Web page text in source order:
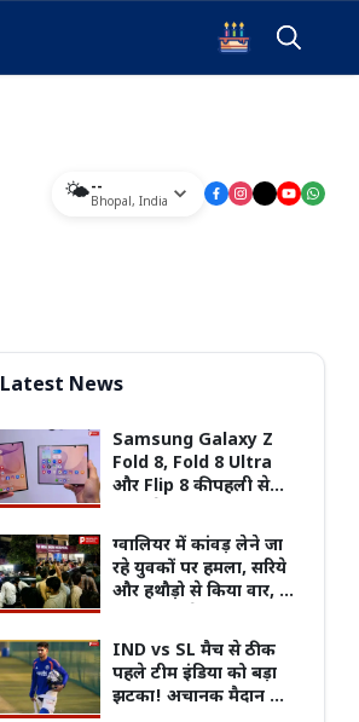
🌤️--
Bhopal, India
Latest News
Samsung Galaxy Z
Fold 8, Fold 8 Ultra
और Flip 8 की पहली सेल
बचत का मौका
ग्वालियर में कांवड़ लेने जा
रहे युवकों पर हमला, सरिये
और हथौड़ो से किया वार, दो
आरोपियों पर केस दर्ज
IND vs SL मैच से ठीक
पहले टीम इंडिया को बड़ा
झटका! अचानक मैदान से